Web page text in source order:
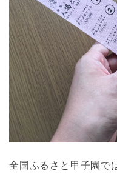
全国ふるさと甲子園で